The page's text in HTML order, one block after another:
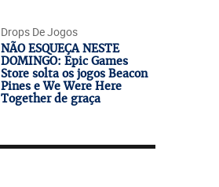
Drops De Jogos
NÃO ESQUEÇA NESTE
DOMINGO: Epic Games
Store solta os jogos Beacon
Pines e We Were Here
Together de graça